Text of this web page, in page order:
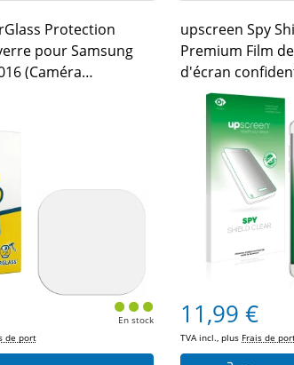
Protection
pour Samsung
(Caméra
de port
En stock
upscreen Spy
Premium Film
d'écran
Samsung Galaxy
11,99 €
TVA incl., plus Frais de